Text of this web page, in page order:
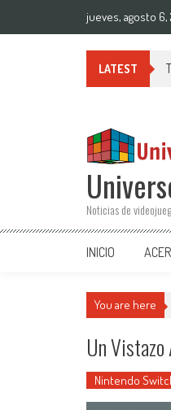
jueves, agosto 6,
LATEST
Noticias de
INICIO
You are here
Un
Nintendo